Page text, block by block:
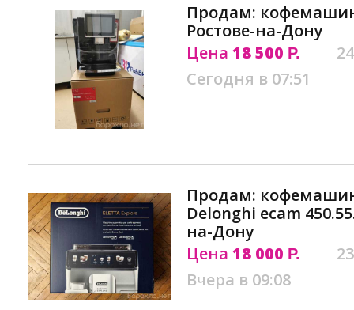
Продам:
Ростове-на-Дону
Цена 18 500 Р.
Сегодня в 07:51
Продам:
Delonghi ecam
на-Дону
Цена 18 000 Р.
Вчера в 09:08